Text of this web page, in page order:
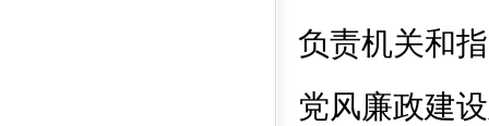
负责机关和
党风廉政建